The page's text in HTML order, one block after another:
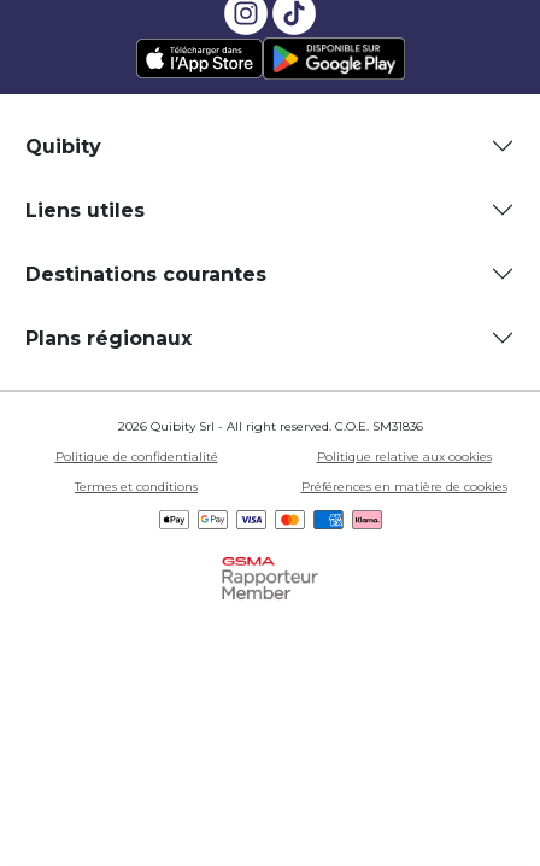
Quibity
Liens utiles
Destinations courantes
Plans régionaux
2026 Quibity Srl - All right reserved. C.O.E. SM31836
Politique de confidentialité
Politique relative aux cookies
Termes et conditions
Préférences en matière de cookies